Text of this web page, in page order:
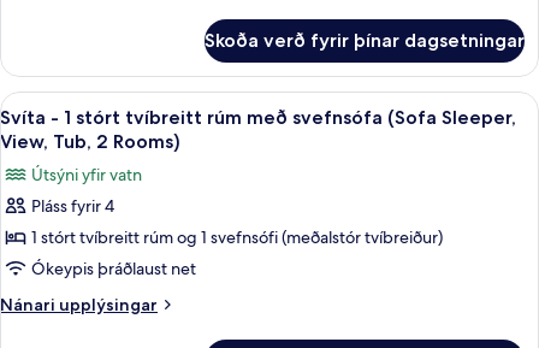
með
svefnsófa
(Sofa
Sleeper
View,
2
Rooms)
-
stórt
tvíbreitt
með
svefnsófa
Sleeper
View,
Rooms)
Skoða verð fyrir þínar dagsetningar
Skoða
allar
myndir
fyrir
Svíta
-
1
stórt
Rúmföt af bestu gerð, öryggishólf í
4
Svíta - 1 stórt tvíbreitt rúm með svefnsófa (Sofa Sleeper,
View, Tub, 2 Rooms)
Útsýni yfir vatn
Pláss fyrir 4
1 stórt tvíbreitt rúm og 1 svefnsófi (meðalstór tvíbreiður)
Ókeypis þráðlaust net
Nánari upplýsingar
Nánari